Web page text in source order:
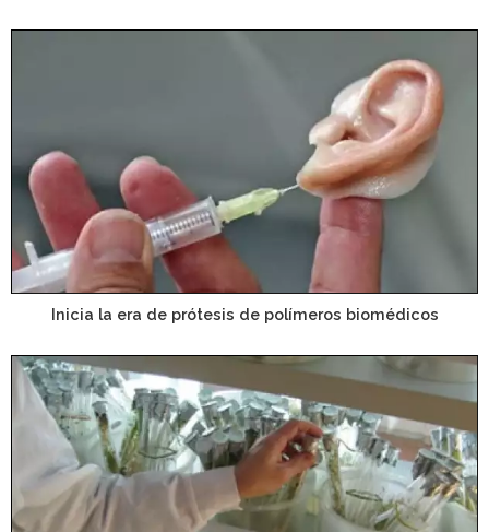
Inicia la era de prótesis de polímeros biomédicos